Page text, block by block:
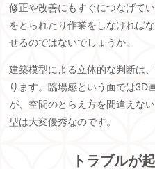
修正や改善にもすぐにつなげて
をとられたり作業をしなければ
せるのではないでしょうか。
建築模型による立体的な判断は
ります。臨場感という面では3D
が、空間のとらえ方を間違えな
型は大変優秀なのです。
トラブルが